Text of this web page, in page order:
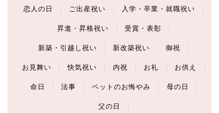
恋人の日 ご出産祝い 入学・卒業・就職祝い
昇進・昇格祝い 受賞・表彰
新築・引越し祝い 新改築祝い 御祝
お見舞い 快気祝い 内祝 お礼 お供え
命日 法事 ペットのお悔やみ 母の日
父の日